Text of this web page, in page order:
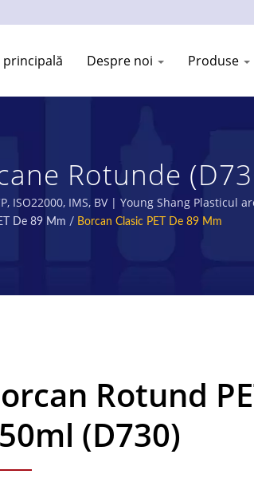
principală Despre noi Produse
Rotunde
| YOUNG
ISO22000, IMS, BV | Young Shang
De 89 Mm / Borcan Clasic PET De 89 Mm
Rotund
(D730)